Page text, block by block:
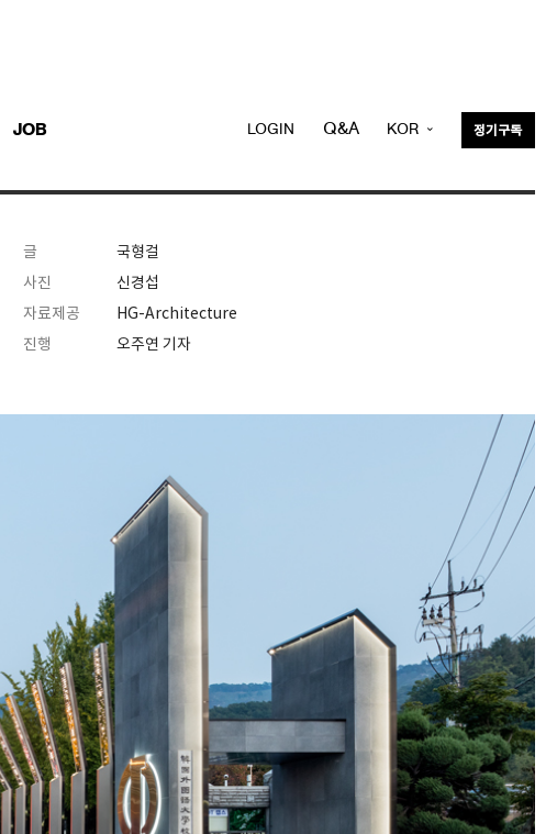
JOB
LOGIN Q&A KOR 정기구독
글
국형걸
사진
신경섭
자료제공
HG-Architecture
진행
오주연 기자